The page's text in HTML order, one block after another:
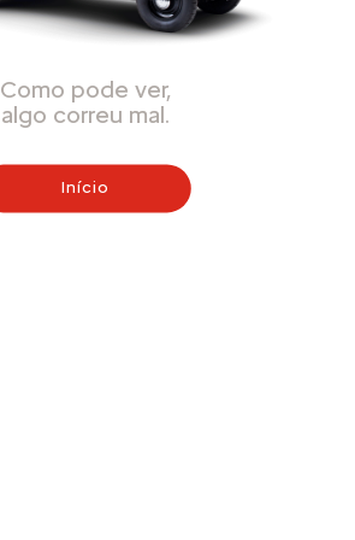
Como pode ver,
algo correu mal.
Início